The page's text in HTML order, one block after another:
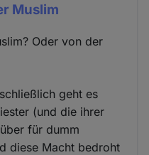
Muslim
Oder von der
geht es
(und die ihrer
für dumm
diese Macht bedroht